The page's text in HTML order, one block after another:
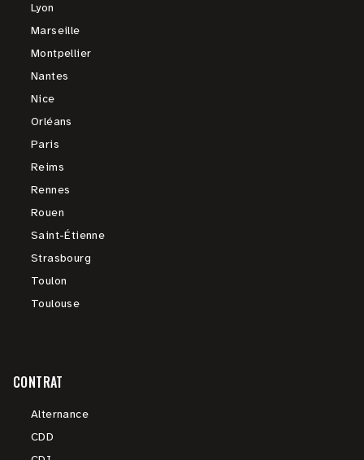
Lyon
Marseille
Montpellier
Nantes
Nice
Orléans
Paris
Reims
Rennes
Rouen
Saint-Étienne
Strasbourg
Toulon
Toulouse
CONTRAT
Alternance
CDD